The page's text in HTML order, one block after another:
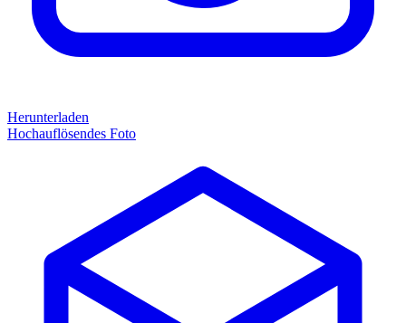
Herunterladen
Hochauflösendes Foto